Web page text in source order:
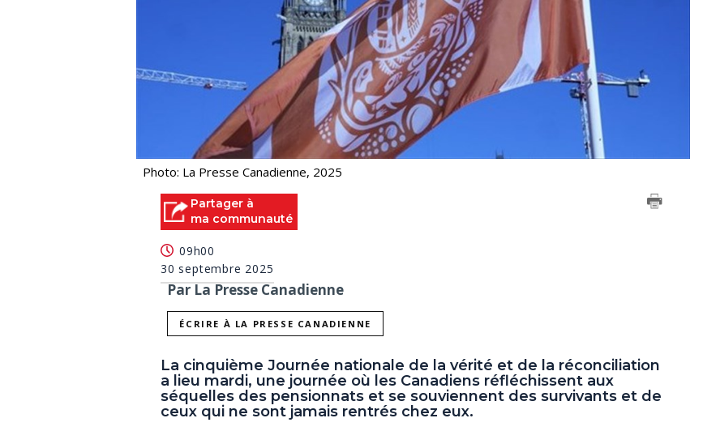
Photo: La Presse Canadienne, 2025
Partager à
ma communauté
09h00
30 septembre 2025
Par La Presse Canadienne
ÉCRIRE À LA PRESSE CANADIENNE
La cinquième Journée nationale de la vérité et de la réconciliation
a lieu mardi, une journée où les Canadiens réfléchissent aux
séquelles des pensionnats et se souviennent des survivants et de
ceux qui ne sont jamais rentrés chez eux.